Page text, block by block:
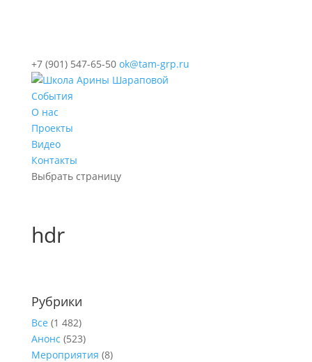
+7 (901) 547-65-50 ok@tam-grp.ru
События
О нас
Проекты
Видео
Контакты
Выбрать страницу
hdr
Рубрики
Все (1 482)
Анонс (523)
Мероприятия (8)